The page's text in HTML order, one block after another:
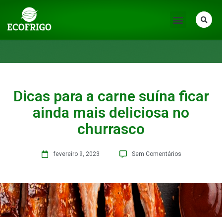
Dicas para a carne suína ficar
ainda mais deliciosa no
churrasco
fevereiro 9, 2023 Sem Comentários